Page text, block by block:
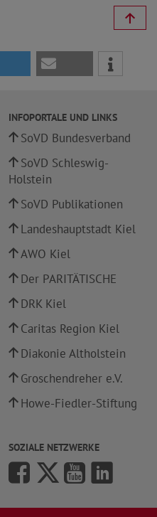
INFOPORTALE UND LINKS
SoVD Bundesverband
SoVD Schleswig-
Holstein
SoVD Publikationen
Landeshauptstadt Kiel
AWO Kiel
Der PARITÄTISCHE
DRK Kiel
Caritas Region Kiel
Diakonie Altholstein
Groschendreher e.V.
Howe-Fiedler-Stiftung
SOZIALE NETZWERKE